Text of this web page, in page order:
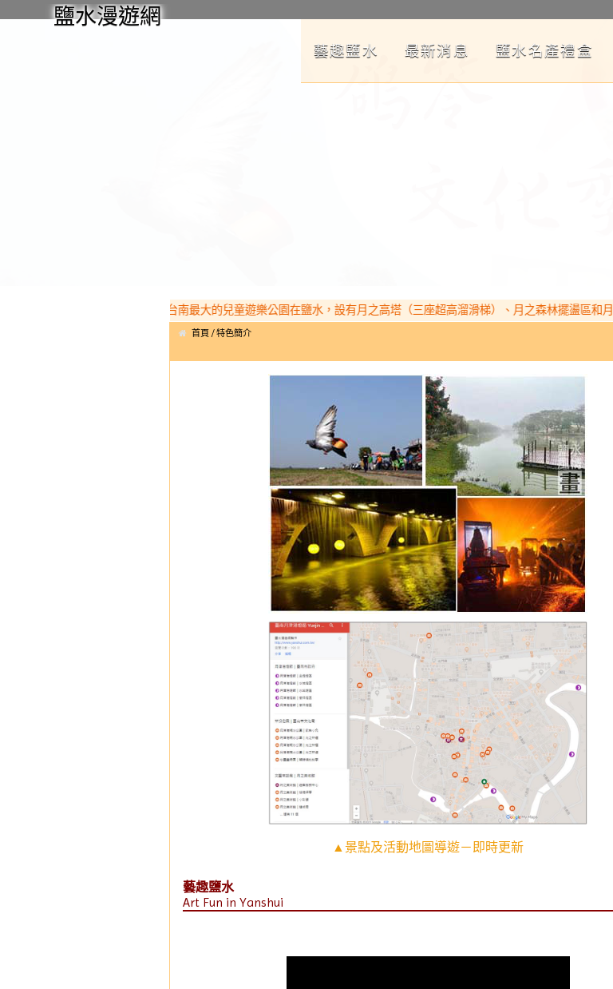
鹽水漫遊網
藝趣鹽水 最新消息 鹽水名產禮盒
北台南最大的兒童遊樂公園在鹽水，設有月之高塔（三座超高溜滑梯）、月之森林擺盪區和月
首頁 特色簡介
▲景點及活動地圖導遊－即時更新
藝趣鹽水
Art Fun in Yanshui